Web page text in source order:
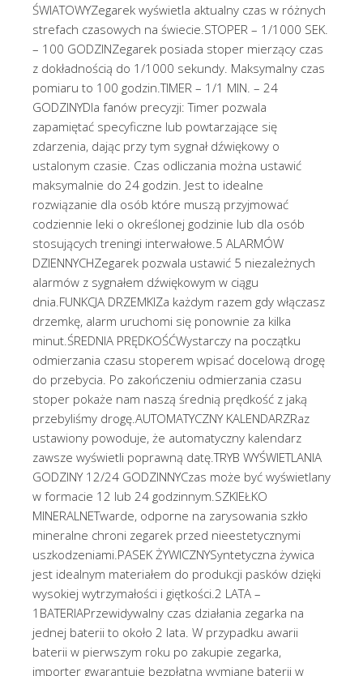
ŚWIATOWYZegarek wyświetla aktualny czas w różnych
strefach czasowych na świecie.STOPER – 1/1000 SEK.
– 100 GODZINZegarek posiada stoper mierzący czas
z dokładnością do 1/1000 sekundy. Maksymalny czas
pomiaru to 100 godzin.TIMER – 1/1 MIN. – 24
GODZINYDla fanów precyzji: Timer pozwala
zapamiętać specyficzne lub powtarzające się
zdarzenia, dając przy tym sygnał dźwiękowy o
ustalonym czasie. Czas odliczania można ustawić
maksymalnie do 24 godzin. Jest to idealne
rozwiązanie dla osób które muszą przyjmować
codziennie leki o określonej godzinie lub dla osób
stosujących treningi interwałowe.5 ALARMÓW
DZIENNYCHZegarek pozwala ustawić 5 niezależnych
alarmów z sygnałem dźwiękowym w ciągu
dnia.FUNKCJA DRZEMKIZa każdym razem gdy włączasz
drzemkę, alarm uruchomi się ponownie za kilka
minut.ŚREDNIA PRĘDKOŚĆWystarczy na początku
odmierzania czasu stoperem wpisać docelową drogę
do przebycia. Po zakończeniu odmierzania czasu
stoper pokaże nam naszą średnią prędkość z jaką
przebyliśmy drogę.AUTOMATYCZNY KALENDARZRaz
ustawiony powoduje, że automatyczny kalendarz
zawsze wyświetli poprawną datę.TRYB WYŚWIETLANIA
GODZINY 12/24 GODZINNYCzas może być wyświetlany
w formacie 12 lub 24 godzinnym.SZKIEŁKO
MINERALNETwarde, odporne na zarysowania szkło
mineralne chroni zegarek przed nieestetycznymi
uszkodzeniami.PASEK ŻYWICZNYSyntetyczna żywica
jest idealnym materiałem do produkcji pasków dzięki
wysokiej wytrzymałości i giętkości.2 LATA –
1BATERIAPrzewidywalny czas działania zegarka na
jednej baterii to około 2 lata. W przypadku awarii
baterii w pierwszym roku po zakupie zegarka,
importer gwarantuje bezpłatną wymianę baterii w